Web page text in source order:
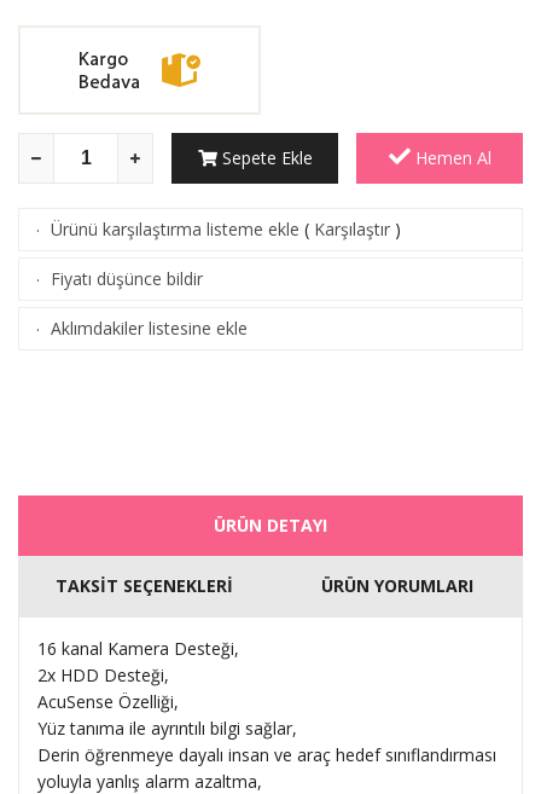
Sepete Ekle Hemen Al
· Ürünü karşılaştırma listeme ekle ( Karşılaştır )
· Fiyatı düşünce bildir
· Aklımdakiler listesine ekle
ÜRÜN DETAYI
TAKSİT SEÇENEKLERİ ÜRÜN YORUMLARI
16 kanal Kamera Desteği,
2x HDD Desteği,
AcuSense Özelliği,
Yüz tanıma ile ayrıntılı bilgi sağlar,
Derin öğrenmeye dayalı insan ve araç hedef sınıflandırması
yoluyla yanlış alarm azaltma,